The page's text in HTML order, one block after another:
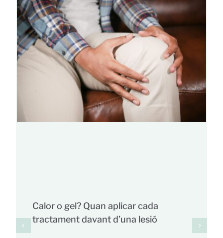
Calor o gel? Quan aplicar cada
tractament davant d’una lesió